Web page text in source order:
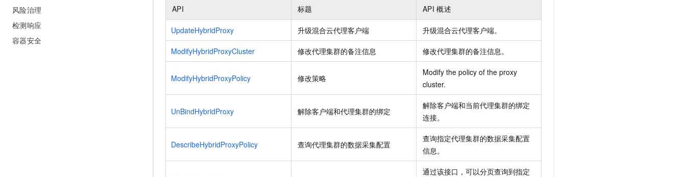
风险治理
检测响应
容器安全
API 标题 API 概述
UpdateHybridProxy 升级混合云代理客户端 升级混合云代理客户端。
ModifyHybridProxyCluster 修改代理集群的备注信息 修改代理集群的备注信息。
ModifyHybridProxyPolicy 修改策略
Modify the policy of the proxy
cluster.
UnBindHybridProxy 解除客户端和代理集群的绑定
解除客户端和当前代理集群的绑定
连接。
DescribeHybridProxyPolicy 查询代理集群的数据采集配置
查询指定代理集群的数据采集配置
信息。
通过该接口，可以分页查询到指定